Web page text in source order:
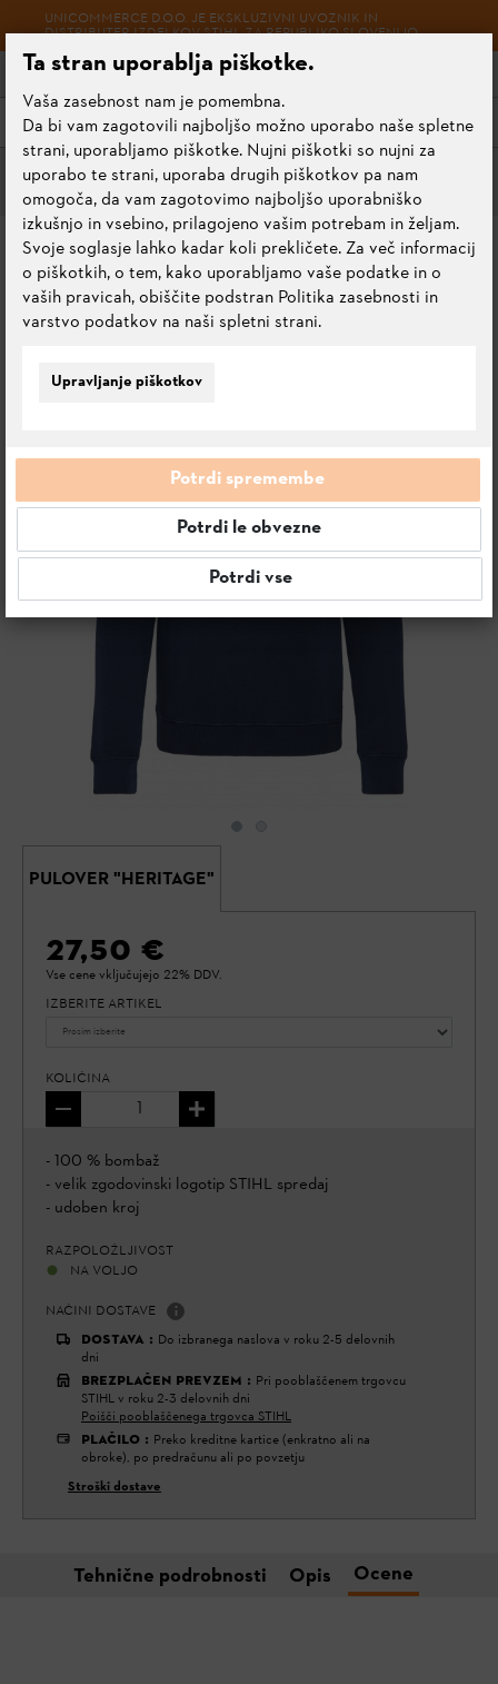
UNICOMMERCE D.O.O. JE EKSKLUZIVNI UVOZNIK IN
DISTRIBUTER IZDELKOV STIHL ZA REPUBLIKO SLOVENIJO.
Meni
Moški
PULOVER "HERITAGE"
0.0 Oceni ta izdelek
PULOVER "HERITAGE"
27,50 €
Vse cene vključujejo 22% DDV.
IZBERITE ARTIKEL
KOLIČINA
- 100 % bombaž
- velik zgodovinski logotip STIHL spredaj
- udoben kroj
RAZPOLOŽLJIVOST
NA VOLJO
NAČINI DOSTAVE
DOSTAVA : Do izbranega naslova v roku 2-5 delovnih
dni
BREZPLAČEN PREVZEM : Pri pooblaščenem trgovcu
STIHL v roku 2-3 delovnih dni
Poišči pooblaščenega trgovca STIHL
PLAČILO : Preko kreditne kartice (enkratno ali na
obroke), po predračunu ali po povzetju
Stroški dostave
Tehnične podrobnosti Opis Ocene
Upravljanje piškotkov
Ta stran uporablja piškotke.
Vaša zasebnost nam je pomembna.
Da bi vam zagotovili najboljšo možno uporabo naše spletne
strani, uporabljamo piškotke. Nujni piškotki so nujni za
uporabo te strani, uporaba drugih piškotkov pa nam
omogoča, da vam zagotovimo najboljšo uporabniško
izkušnjo in vsebino, prilagojeno vašim potrebam in željam.
Svoje soglasje lahko kadar koli prekličete. Za več informacij
o piškotkih, o tem, kako uporabljamo vaše podatke in o
vaših pravicah, obiščite podstran Politika zasebnosti in
varstvo podatkov na naši spletni strani.
Potrdi spremembe
Potrdi le obvezne
Potrdi vse